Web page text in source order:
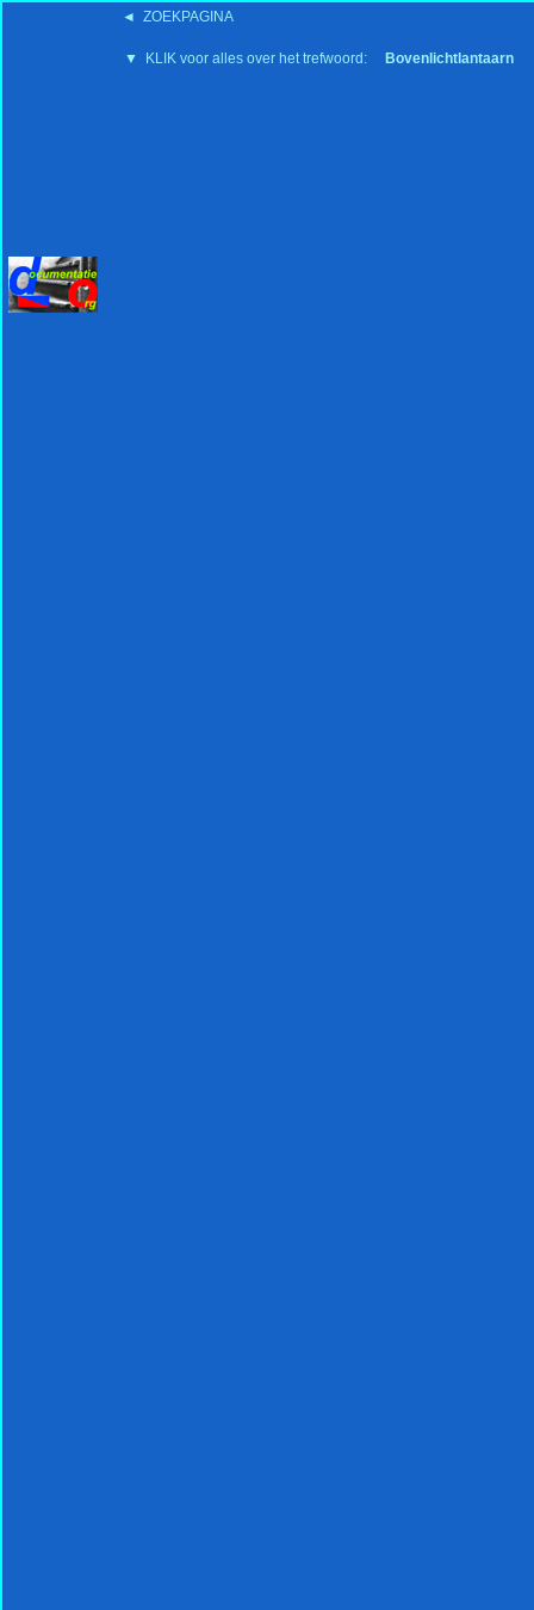
◄ ZOEKPAGINA
▼ KLIK voor alles over het trefwoord: Bovenlichtlantaarn
'15:19 19-2-2008